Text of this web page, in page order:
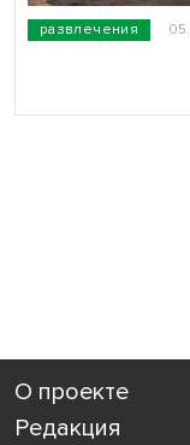
развлечения
О проекте
Редакция